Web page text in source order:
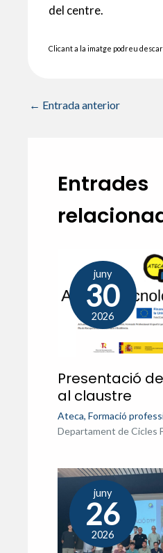
del centre.
Clicant a la imatge podreu
← Entrada anterior
Entrades
juny
30
2026
Presentació de
al claustre
Ateca, Formació
Departament de Cicles
juny
26
2026